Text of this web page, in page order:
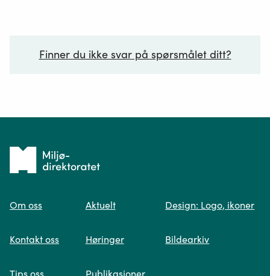
Finner du ikke svar på spørsmålet ditt?
Spør oss
Tilbake
forsiden
Om oss
Kontakt oss
Tips oss
Aktuelt
Høringer
Publikasjoner
Design: Logo, ikoner
Bildearkiv